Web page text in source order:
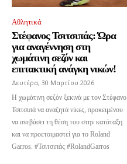
Αθλητικά
Στέφανος Τσιτσιπάς: Ώρα
για αναγέννηση στη
χωμάτινη σεζόν και
επιτακτική ανάγκη νικών!
Δευτέρα, 30 Μαρτίου 2026
Η χωμάτινη σεζόν ξεκινά με τον Στέφανο
Τσιτσιπά να αναζητά νίκες, προκειμένου
να ανεβάσει τη θέση του στην κατάταξη
και να προετοιμαστεί για το Roland
Garros. #Τσιτσιπάς #RolandGarros